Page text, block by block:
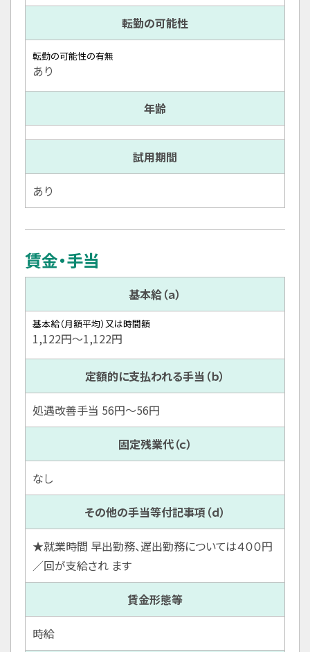
転勤の可能性
転勤の可能性の有無
あり
年齢
試用期間
あり
賃金・手当
基本給（ａ）
基本給（月額平均）又は時間額
1,122円〜1,122円
定額的に支払われる手当（ｂ）
処遇改善手当 56円〜56円
固定残業代（ｃ）
なし
その他の手当等付記事項（ｄ）
★就業時間 早出勤務、遅出勤務については４００円
／回が支給され ます
賃金形態等
時給